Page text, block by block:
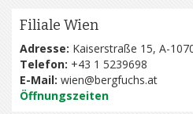
Filiale Wien
Adresse: Kaiserstraße 15, A-
Telefon: +43 1 5239698
E-Mail: wien@bergfuchs.at
Öffnungszeiten